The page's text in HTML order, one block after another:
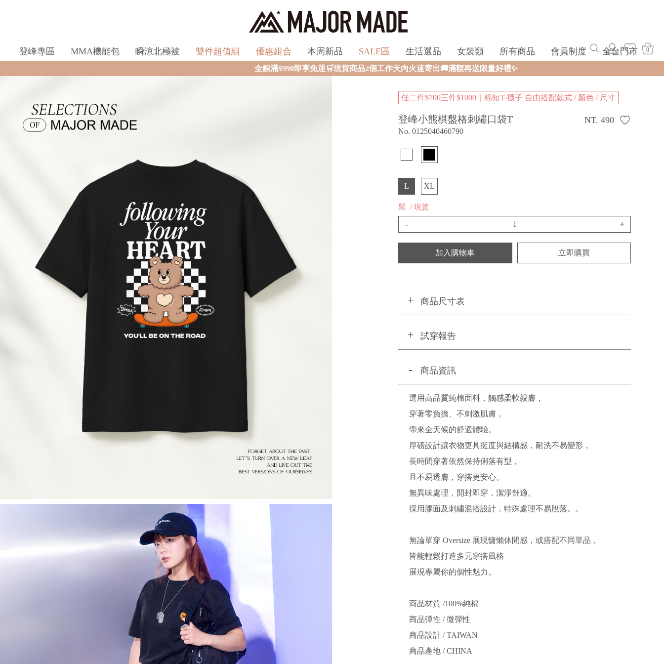
登峰專區 MMA機能包 瞬涼北極被 雙件超值組 優惠組合 本周新品 SALE區 生活選品 女裝類 所有商品 會員制度 全台門市 0
全館滿$990即享免運🛒現貨商品2個工作天內火速寄出🚚滿額再送限量好禮✨
任二件$700三件$1000｜棉短T‧襪子 自由搭配款式 / 顏色 / 尺寸
登峰小熊棋盤格刺繡口袋T
No. 0125040460790
NT. 490
L XL
黑 / 現貨
- +
加入購物車 立即購買
商品尺寸表
試穿報告
商品資訊
選用高品質純棉面料，觸感柔軟親膚，
穿著零負擔、不刺激肌膚，
帶來全天候的舒適體驗。
厚磅設計讓衣物更具挺度與結構感，耐洗不易變形，
長時間穿著依然保持俐落有型，
且不易透膚，穿搭更安心。
無異味處理，開封即穿，潔淨舒適。
採用膠面及刺繡混搭設計，特殊處理不易脫落。。
無論單穿 Oversize 展現慵懶休閒感，或搭配不同單品，
皆能輕鬆打造多元穿搭風格
展現專屬你的個性魅力。
商品材質 /100%純棉
商品彈性 / 微彈性
商品設計 / TAIWAN
商品產地 / CHINA